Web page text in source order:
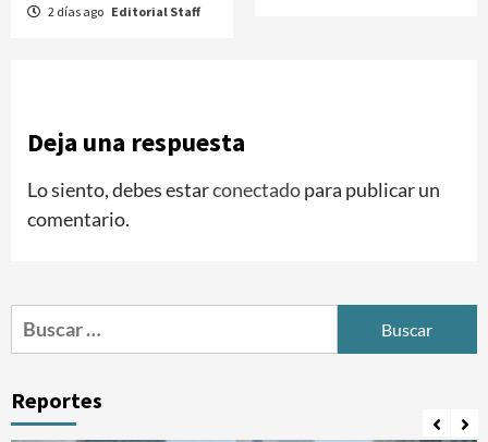
2 días ago Editorial Staff
Deja una respuesta
Lo siento, debes estarconectadopara publicar un
comentario.
Buscar:
Reportes